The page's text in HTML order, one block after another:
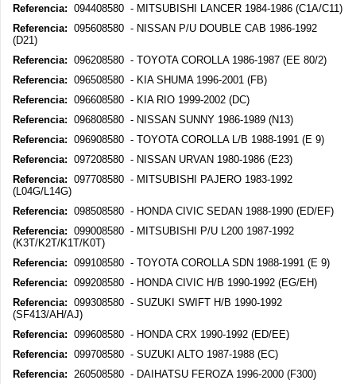
Referencia: 094408580 - MITSUBISHI LANCER 1984-1986 (C1A/C11)
Referencia: 095608580 - NISSAN P/U DOUBLE CAB 1986-1992
(D21)
Referencia: 096208580 - TOYOTA COROLLA 1986-1987 (EE 80/2)
Referencia: 096508580 - KIA SHUMA 1996-2001 (FB)
Referencia: 096608580 - KIA RIO 1999-2002 (DC)
Referencia: 096808580 - NISSAN SUNNY 1986-1989 (N13)
Referencia: 096908580 - TOYOTA COROLLA L/B 1988-1991 (E 9)
Referencia: 097208580 - NISSAN URVAN 1980-1986 (E23)
Referencia: 097708580 - MITSUBISHI PAJERO 1983-1992
(L04G/L14G)
Referencia: 098508580 - HONDA CIVIC SEDAN 1988-1990 (ED/EF)
Referencia: 099008580 - MITSUBISHI P/U L200 1987-1992
(K3T/K2T/K1T/K0T)
Referencia: 099108580 - TOYOTA COROLLA SDN 1988-1991 (E 9)
Referencia: 099208580 - HONDA CIVIC H/B 1990-1992 (EG/EH)
Referencia: 099308580 - SUZUKI SWIFT H/B 1990-1992
(SF413/AH/AJ)
Referencia: 099608580 - HONDA CRX 1990-1992 (ED/EE)
Referencia: 099708580 - SUZUKI ALTO 1987-1988 (EC)
Referencia: 260508580 - DAIHATSU FEROZA 1996-2000 (F300)